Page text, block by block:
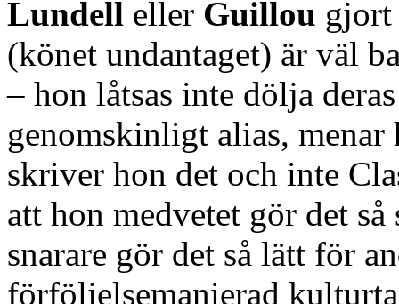
Lundell eller Guillou gjort
(könet undantaget) är väl
– hon låtsas inte dölja
genomskinligt alias,
skriver hon det och inte
att hon medvetet gör det
snarare gör det så lätt för
förföljelsemanierad